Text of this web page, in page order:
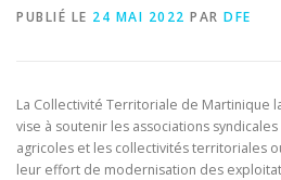
SIGNALER UNE FRAUDE
PUBLIÉ LE 24 MAI 2022 PAR DFE
La Collectivité Territoriale de Martinique
vise à soutenir les associations
agricoles et les collectivités territoriales
leur effort de modernisation des